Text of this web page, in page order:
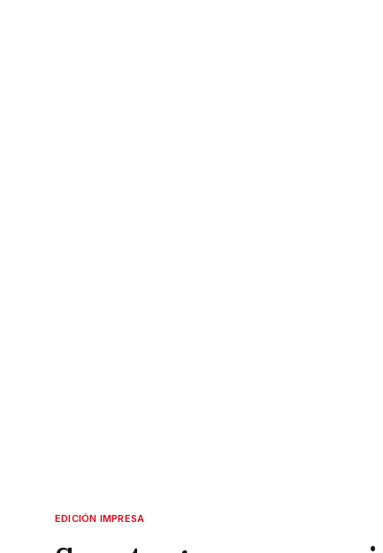
EDICIÓN IMPRESA